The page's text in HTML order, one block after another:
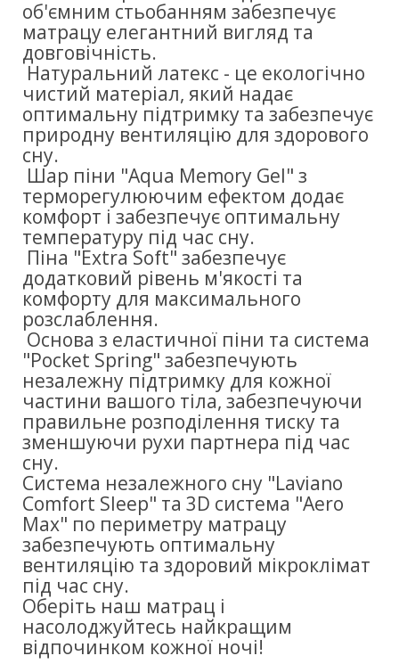
об'ємним стьобанням забезпечує
матрацу елегантний вигляд та
довговічність.
Натуральний латекс - це екологічно
чистий матеріал, який надає
оптимальну підтримку та забезпечує
природну вентиляцію для здорового
сну.
Шар піни "Aqua Memory Gel" з
терморегулюючим ефектом додає
комфорт і забезпечує оптимальну
температуру під час сну.
Піна "Extra Soft" забезпечує
додатковий рівень м'якості та
комфорту для максимального
розслаблення.
Основа з еластичної піни та система
"Pocket Spring" забезпечують
незалежну підтримку для кожної
частини вашого тіла, забезпечуючи
правильне розподілення тиску та
зменшуючи рухи партнера під час
сну.
Система незалежного сну "Laviano
Comfort Sleep" та 3D система "Aero
Max" по периметру матрацу
забезпечують оптимальну
вентиляцію та здоровий мікроклімат
під час сну.
Оберіть наш матрац і
насолоджуйтесь найкращим
відпочинком кожної ночі!